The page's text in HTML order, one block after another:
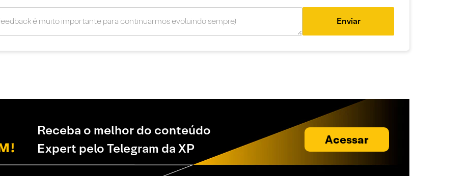
Enviar
Receba o melhor do conteúdo
Expert pelo Telegram da XP
Acessar